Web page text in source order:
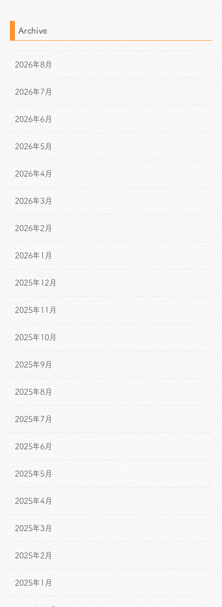
Archive
2026年8月
2026年7月
2026年6月
2026年5月
2026年4月
2026年3月
2026年2月
2026年1月
2025年12月
2025年11月
2025年10月
2025年9月
2025年8月
2025年7月
2025年6月
2025年5月
2025年4月
2025年3月
2025年2月
2025年1月